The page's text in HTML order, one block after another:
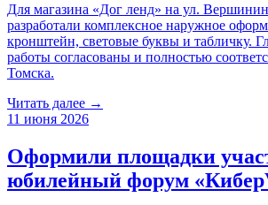
Для магазина «Дог ленд» на ул.
разработали комплексное наружное
кронштейн, световые буквы и табличку.
работы согласованы и полностью
Томска.
Читать далее →
11 июня 2026
Оформили площадки
юбилейный форум